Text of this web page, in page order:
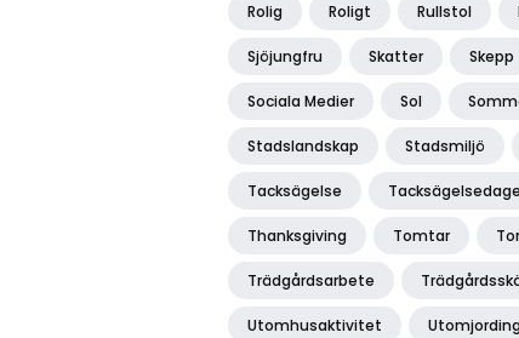
Rolig Roligt Rullstol
Sjöjungfru Skatter Skepp
Sociala Medier Sol
Stadslandskap Stadsmiljö
Tacksägelse
Thanksgiving Tomtar
Trädgårdsarbete
Utomhusaktivitet